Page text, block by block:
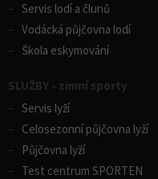
Servis lodí a člunů
Vodácká půjčovna lodí
Škola eskymování
SLUŽBY - zimní sporty
Servis lyží
Celosezonní půjčovna lyží
Půjčovna lyží
Test centrum SPORTEN